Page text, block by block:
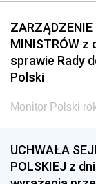
2011
2008
2005
1996
1993
ZARZĄDZENIE
MINISTRÓW z
sprawie Rady
Polski
Monitor Polski
UCHWAŁA
POLSKIEJ z